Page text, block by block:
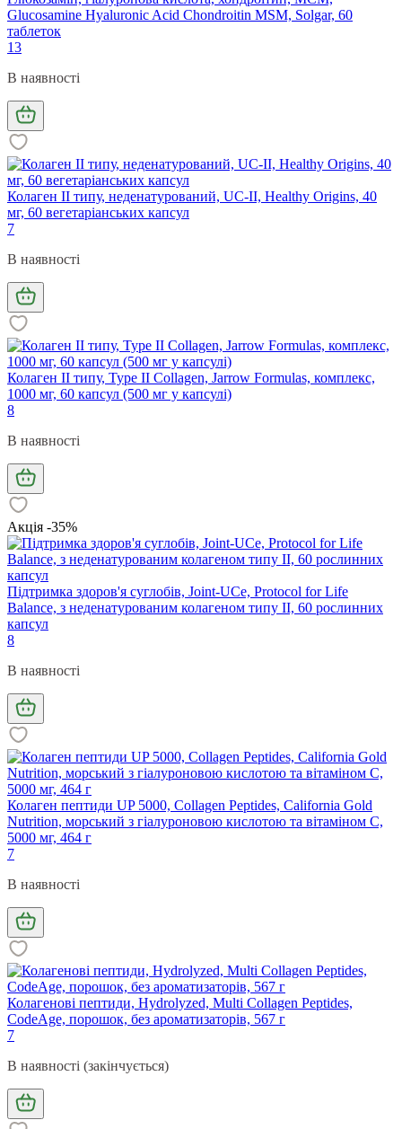
Glucosamine Hyaluronic Acid Chondroitin MSM, Solgar, 60
таблеток
13
В наявності
Колаген II типу, неденатурований, UC-II, Healthy Origins, 40
мг, 60 вегетаріанських капсул
7
В наявності
Колаген II типу, Type II Collagen, Jarrow Formulas, комплекс,
1000 мг, 60 капсул (500 мг у капсулі)
8
В наявності
Акція -35%
Підтримка здоров'я суглобів, Joint-UCe, Protocol for Life
Balance, з неденатурованим колагеном типу II, 60 рослинних
капсул
8
В наявності
Колаген пептиди UP 5000, Collagen Peptides, California Gold
Nutrition, морський з гіалуроновою кислотою та вітаміном С,
5000 мг, 464 г
7
В наявності
Колагенові пептиди, Hydrolyzed, Multi Collagen Peptides,
CodeAge, порошок, без ароматизаторів, 567 г
7
В наявності (закінчується)